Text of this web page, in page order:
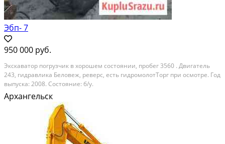
Эбп- 7
950 000 руб.
Экскаватор погрузчик в хорошем состоянии, пробег 3560 . Двигатель
243, гидравлика Беловеж, реверс, есть гидромолотТорг при осмотре. Год
выпуска: 2008. Состояние: б/у.
Архангельск